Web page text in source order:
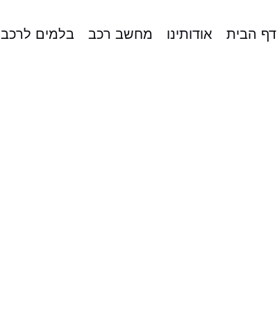
דף הבית אודותינו מחשב רכב בלמים לרכב